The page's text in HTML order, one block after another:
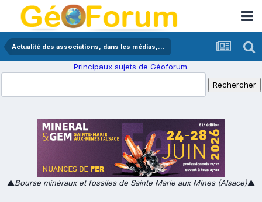
Actualité des associations, dans les médias,...
Principaux sujets de Géoforum.
▲Bourse minéraux et fossiles de Sainte Marie aux Mines (Alsace)▲